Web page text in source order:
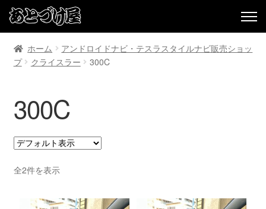
ホーム
アンドロイドナビ・テスラスタイルナビ販売ショッ
プ
クライスラー 300C
300C
全2件を表示